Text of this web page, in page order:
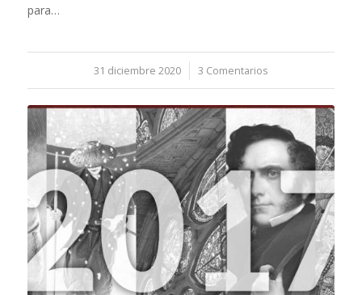
para…
31 diciembre 2020
/ 3 Comentarios